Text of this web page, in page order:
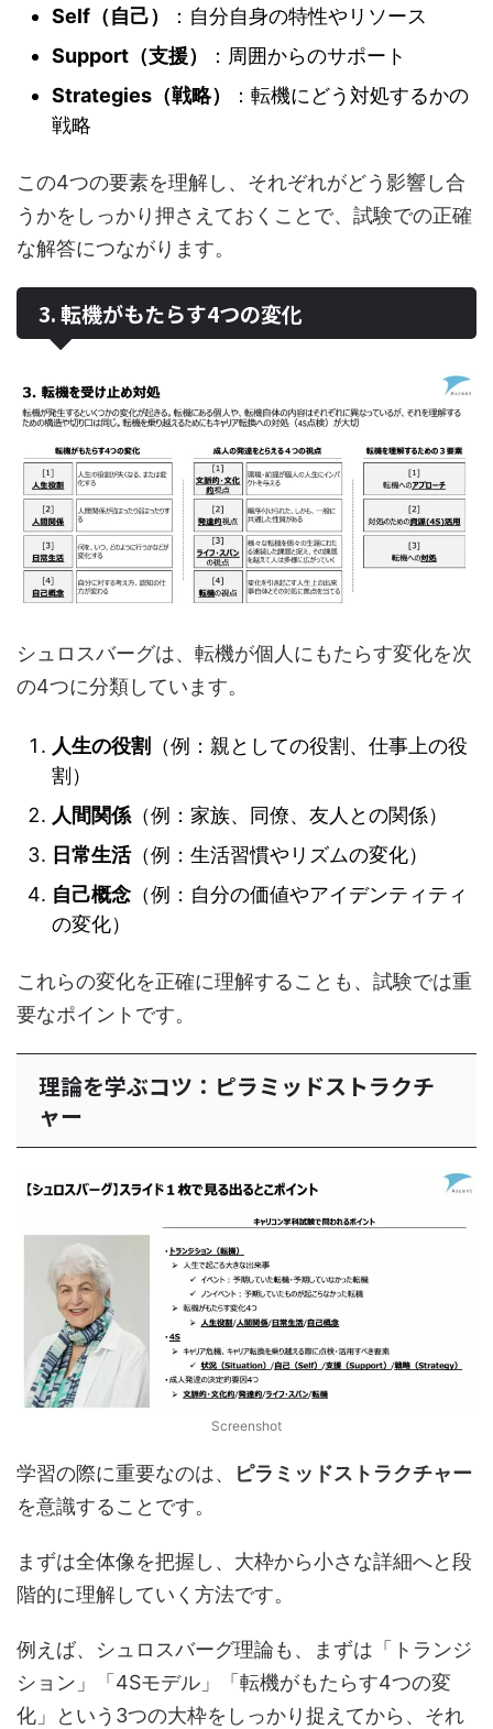
Self（自己）
：自分自身の特性やリソース
Support（支援）
：周囲からのサポート
Strategies（戦略）
：転機にどう対処するかの
戦略
この4つの要素を理解し、それぞれがどう影響し合
うかをしっかり押さえておくことで、試験での正確
な解答につながります。
3. 転機がもたらす4つの変化
シュロスバーグは、転機が個人にもたらす変化を次
の4つに分類しています。
人生の役割
（例：親としての役割、仕事上の役
割）
人間関係 （例：家族、同僚、友人との関係）
日常生活（例：生活習慣やリズムの変化）
自己概念（例：自分の価値やアイデンティティ
の変化）
これらの変化を正確に理解することも、試験では重
要なポイントです。
理論を学ぶコツ：ピラミッドストラクチ
ャー
Screenshot
学習の際に重要なのは、
ピラミッドストラクチャー
を意識することです。
まずは全体像を把握し、大枠から小さな詳細へと段
階的に理解していく方法です。
例えば、シュロスバーグ理論も、まずは「トランジ
ション」「4Sモデル」「転機がもたらす4つの変
化」という3つの大枠をしっかり捉えてから、それ